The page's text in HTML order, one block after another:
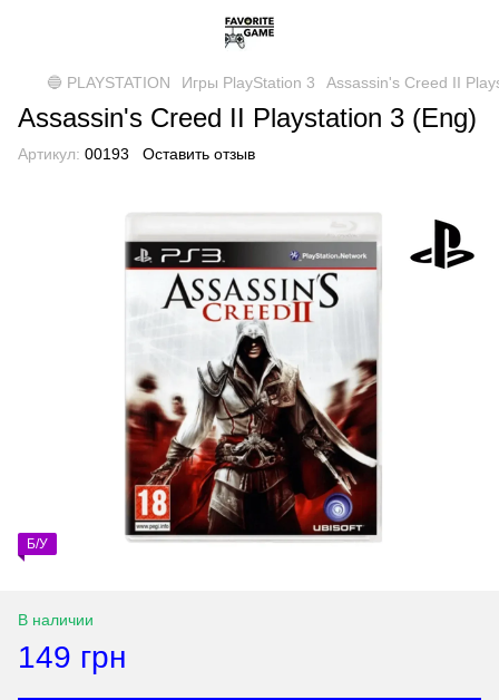
🔵 PLAYSTATION Игры PlayStation 3 Assassin's Creed II
Assassin's Creed II Playstation 3 (Eng)
Артикул: 00193 Оставить отзыв
Б/У
В наличии
149 грн